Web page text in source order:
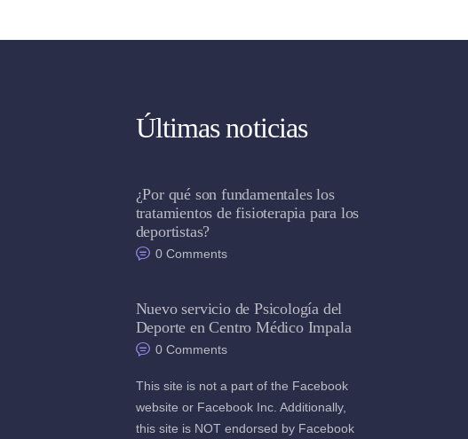
Últimas noticias
¿Por qué son fundamentales los
tratamientos de fisioterapia para los
deportistas?
0 Comments
Nuevo servicio de Psicología del
Deporte en Centro Médico Impala
0 Comments
This site is not a part of the Facebook
website or Facebook Inc. Additionally,
this site is NOT endorsed by Facebook